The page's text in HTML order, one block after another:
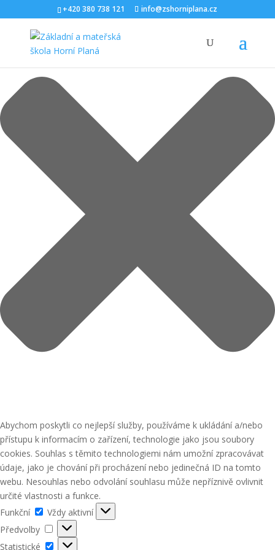
Spravovat Souhlas s cookies
Abychom poskytli co nejlepší služby, používáme k ukládání a/nebo
přístupu k informacím o zařízení, technologie jako jsou soubory
cookies. Souhlas s těmito technologiemi nám umožní zpracovávat
údaje, jako je chování při procházení nebo jedinečná ID na tomto
webu. Nesouhlas nebo odvolání souhlasu může nepříznivě ovlivnit
určité vlastnosti a funkce.
Funkční
Funkční
Vždy aktivní
Předvolby
Předvolby
Statistické
Statistické
+420 380 738 121 info@zshorniplana.cz